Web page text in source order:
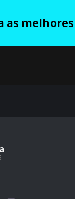
as